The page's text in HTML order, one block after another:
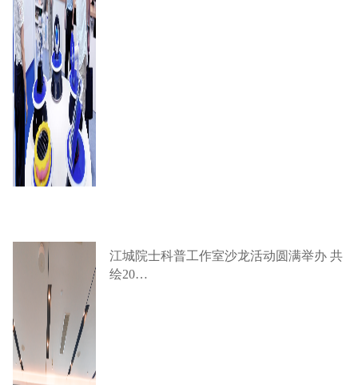
江城院士科普工作室沙龙活动圆满举办 共
绘20…